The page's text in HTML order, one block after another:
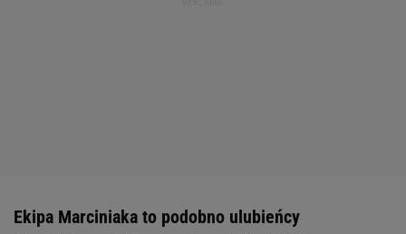
Ekipa Marciniaka to podobno ulubieńcy